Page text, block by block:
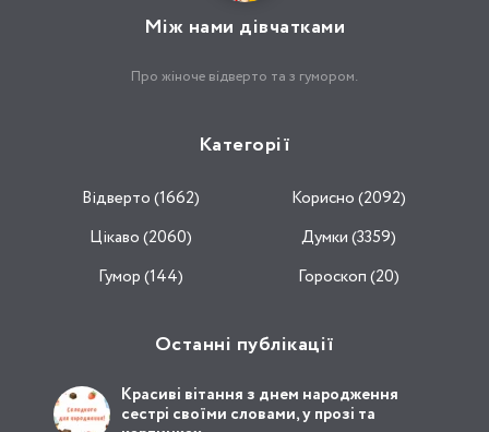
Між нами дівчатками
Про жіноче відверто та з гумором.
Категорії
Відвертo (1662)
Корисно (2092)
Цікаво (2060)
Думки (3359)
Гумор (144)
Гороскоп (20)
Останні публікації
Красиві вітання з днем народження
сестрі своїми словами, у прозі та